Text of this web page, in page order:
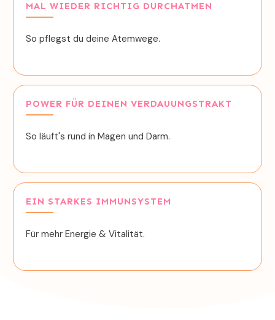
MAL WIEDER RICHTIG DURCHATMEN
So pflegst du deine Atemwege.
POWER FÜR DEINEN VERDAUUNGSTRAKT
So läuft's rund in Magen und Darm.
EIN STARKES IMMUNSYSTEM
Für mehr Energie & Vitalität.